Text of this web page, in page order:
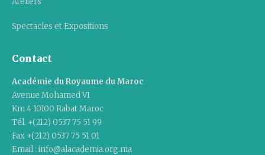
Spectacles et Expositions
Contact
Académie du Royaume du Maroc
Avenue Mohamed VI
Km 4 10100 Rabat Maroc
Tél. +(212) 0537 75 51 99
Fax +(212) 0537 75 51 01
Email : info@alacademia.org.ma